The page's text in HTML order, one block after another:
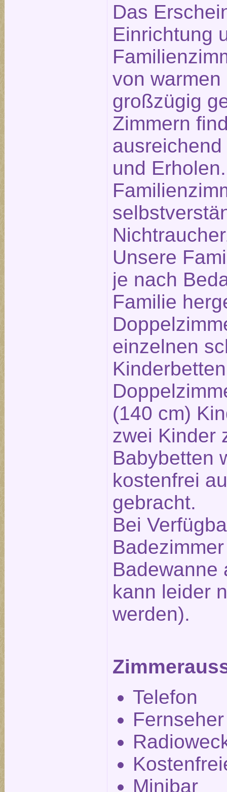
Das
Einrichtung
von
großzügig
Zimmern
und
Unsere
je nach
Familie
einzelnen
(140 cm)
zwei Kinder
Babybetten
kostenfrei
gebracht.
Bei
Badewanne
kann leider
werden).
Telefon
Fernseher
Minibar